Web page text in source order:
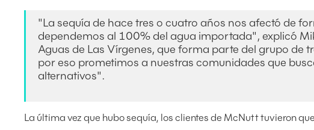
"La sequía de hace tres o cuatro años nos afectó de
dependemos al 100% del agua importada", explicó
Aguas de Las Vírgenes, que forma parte del grupo de
por eso prometimos a nuestras comunidades que
alternativos".
La última vez que hubo sequía, los clientes de McNutt tuvieron